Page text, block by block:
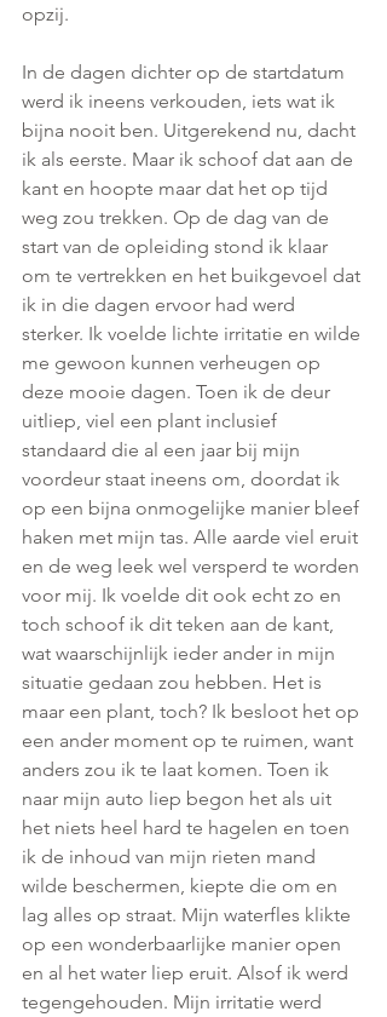
opzij.
In de dagen dichter op de startdatum
werd ik ineens verkouden, iets wat ik
bijna nooit ben. Uitgerekend nu, dacht
ik als eerste. Maar ik schoof dat aan de
kant en hoopte maar dat het op tijd
weg zou trekken. Op de dag van de
start van de opleiding stond ik klaar
om te vertrekken en het buikgevoel dat
ik in die dagen ervoor had werd
sterker. Ik voelde lichte irritatie en wilde
me gewoon kunnen verheugen op
deze mooie dagen. Toen ik de deur
uitliep, viel een plant inclusief
standaard die al een jaar bij mijn
voordeur staat ineens om, doordat ik
op een bijna onmogelijke manier bleef
haken met mijn tas. Alle aarde viel eruit
en de weg leek wel versperd te worden
voor mij. Ik voelde dit ook echt zo en
toch schoof ik dit teken aan de kant,
wat waarschijnlijk ieder ander in mijn
situatie gedaan zou hebben. Het is
maar een plant, toch? Ik besloot het op
een ander moment op te ruimen, want
anders zou ik te laat komen. Toen ik
naar mijn auto liep begon het als uit
het niets heel hard te hagelen en toen
ik de inhoud van mijn rieten mand
wilde beschermen, kiepte die om en
lag alles op straat. Mijn waterfles klikte
op een wonderbaarlijke manier open
en al het water liep eruit. Alsof ik werd
tegengehouden. Mijn irritatie werd